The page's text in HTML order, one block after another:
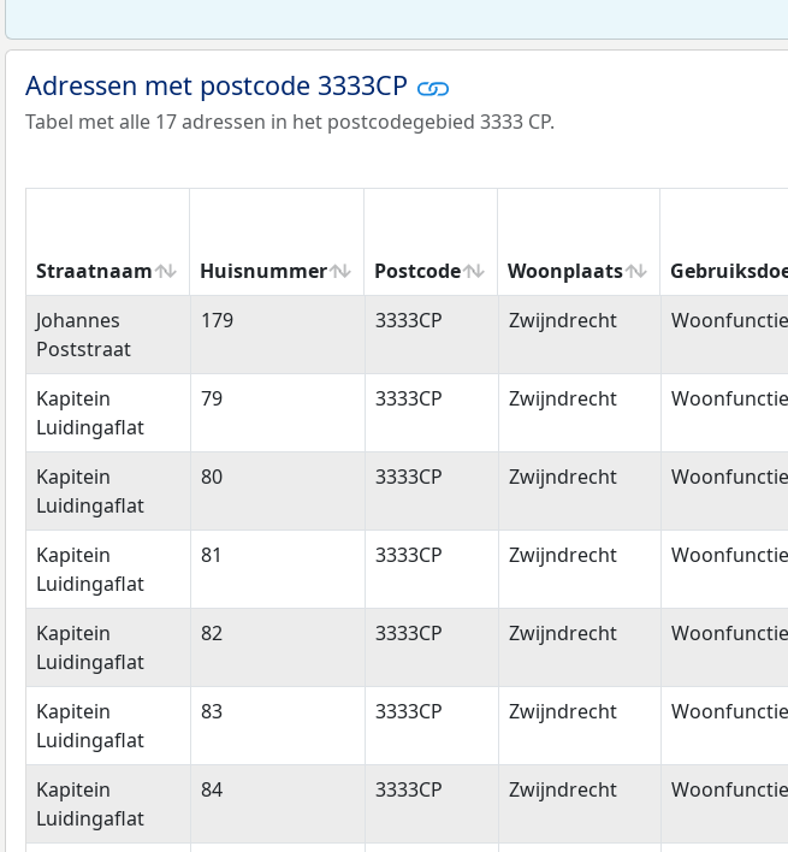
Adressen met postcode 3333CP
Tabel met alle 17 adressen in het postcodegebied 3333 CP.
Straatnaam Huisnummer Postcode Woonplaats
Straatnaam
Huisnummer Postcode Woonplaats Gebruiksdoel
Johannes
Poststraat
179 3333CP Zwijndrecht Woonfunctie
Kapitein
Luidingaflat
79 3333CP Zwijndrecht Woonfunctie
Kapitein
Luidingaflat
80 3333CP Zwijndrecht Woonfunctie
Kapitein
Luidingaflat
81 3333CP Zwijndrecht Woonfunctie
Kapitein
Luidingaflat
82 3333CP Zwijndrecht Woonfunctie
Kapitein
Luidingaflat
83 3333CP Zwijndrecht Woonfunctie
Kapitein
Luidingaflat
84 3333CP Zwijndrecht Woonfunctie